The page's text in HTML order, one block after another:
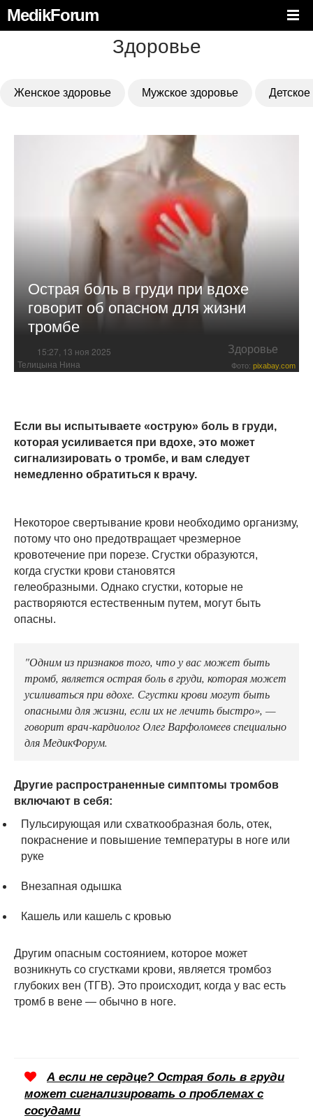
MedikForum
Здоровье
Женское здоровье Мужское здоровье
Острая боль в груди при вдохе
говорит об опасном для жизни
тромбе
15:27, 13 ноя 2025 Здоровье
Телицына Нина Фото: pixabay.com
Если вы испытываете «острую» боль в груди,
которая усиливается при вдохе, это может
сигнализировать о тромбе, и вам следует
немедленно обратиться к врачу.
Некоторое свертывание крови необходимо организму,
потому что оно предотвращает чрезмерное
кровотечение при порезе. Сгустки образуются,
когда сгустки крови становятся
гелеобразными. Однако сгустки, которые не
растворяются естественным путем, могут быть
опасны.
"Одним из признаков того, что у вас может быть
тромб, является острая боль в груди, которая может
усиливаться при вдохе. Сгустки крови могут быть
опасными для жизни, если их не лечить быстро», —
говорит врач-кардиолог Олег Варфоломеев специально
для МедикФорум.
Другие распространенные симптомы тромбов
включают в себя:
Пульсирующая или схваткообразная боль, отек,
покраснение и повышение температуры в ноге или
руке
Внезапная одышка
Кашель или кашель с кровью
Другим опасным состоянием, которое может
возникнуть со сгустками крови, является тромбоз
глубоких вен (ТГВ). Это происходит, когда у вас есть
тромб в вене — обычно в ноге.
А если не сердце? Острая боль в груди
может сигнализировать о проблемах с
сосудами